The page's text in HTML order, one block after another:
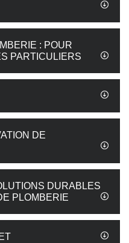
: POUR
PARTICULIERS
DE
DURABLES
PLOMBERIE